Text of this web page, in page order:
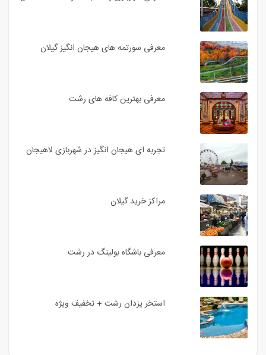
معرفی سورتمه های هیجان انگیز گیلان
معرفی بهترین کافه های رشت
تجربه ای هیجان انگیز در شهربازی لاهیجان
مراکز خرید گیلان
معرفی باشگاه بولینگ در رشت
استخر یزدان رشت + تخفیف ویژه